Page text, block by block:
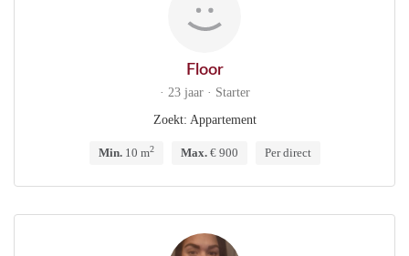
Floor
· 23 jaar · Starter
Zoekt: Appartement
Min.10 m2 Max.€ 900 Per direct